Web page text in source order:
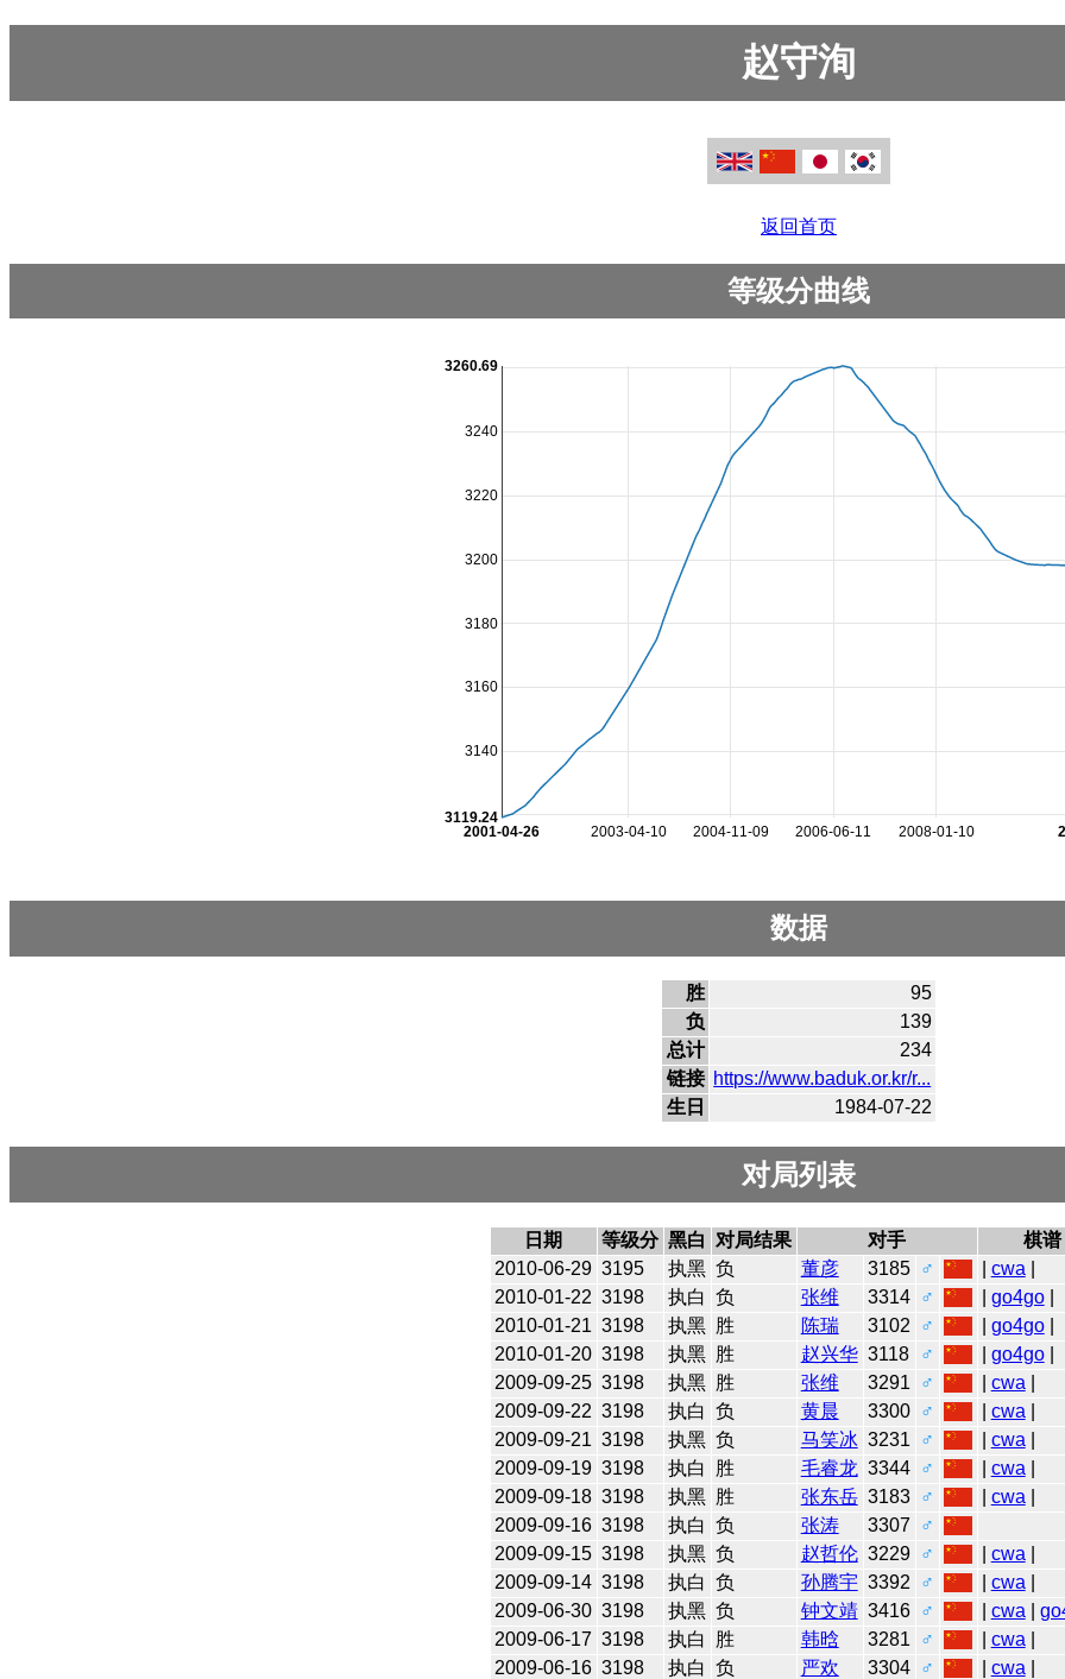
赵守洵
返回首页
等级分曲线
2003-04-10 2004-11-09 2006-06-11 2008-01-10
2001-04-26
3140
3160
3180
3200
3220
3240
3119.24
3260.69
数据
胜
95
负
139
总计
234
链接 https://www.baduk.or.kr/r...
生日
1984-07-22
对局列表
日期 等级分 黑白 对局结果 对手
棋谱
2010-06-29 3195 执黑 负 董彦 3185 ♂ cwa
2010-01-22 3198 执白 负 张维 3314 ♂ go4go|
2010-01-21 3198 执黑 胜 陈瑞 3102 ♂ go4go|
2010-01-20 3198 执黑 胜 赵兴华 3118 ♂ go4go|
2009-09-25 3198 执黑 胜 张维 3291 ♂ cwa
2009-09-22 3198 执白 负 黄晨 3300 ♂ cwa
2009-09-21 3198 执黑 负 马笑冰 3231 ♂ cwa
2009-09-19 3198 执白 胜 毛睿龙 3344 ♂ cwa
2009-09-18 3198 执黑 胜 张东岳 3183 ♂ cwa
2009-09-16 3198 执白 负 张涛 3307
♂
2009-09-15 3198 执黑 负 赵哲伦 3229 ♂ cwa
2009-09-14 3198 执白 负 孙腾宇 3392 ♂ cwa
2009-06-30 3198 执黑 负 钟文靖 3416 ♂ cwa
2009-06-17 3198 执白 胜 韩晗 3281 ♂ cwa
2009-06-16 3198 执白 负 严欢 3304 ♂ cwa